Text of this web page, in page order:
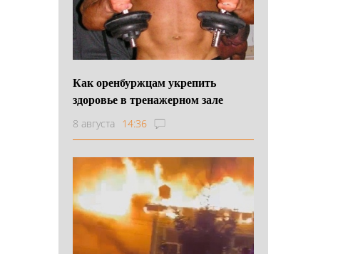
Как оренбуржцам укрепить
здоровье в тренажерном зале
8 августа 14:36